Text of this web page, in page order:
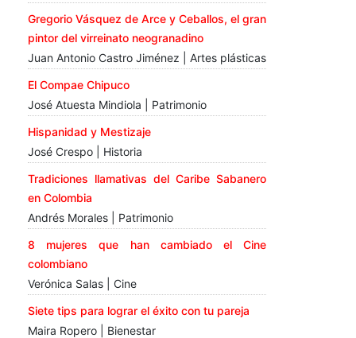
Gregorio Vásquez de Arce y Ceballos, el gran
pintor del virreinato neogranadino
Juan Antonio Castro Jiménez | Artes plásticas
El Compae Chipuco
José Atuesta Mindiola | Patrimonio
Hispanidad y Mestizaje
José Crespo | Historia
Tradiciones llamativas del Caribe Sabanero
en Colombia
Andrés Morales | Patrimonio
8 mujeres que han cambiado el Cine
colombiano
Verónica Salas | Cine
Siete tips para lograr el éxito con tu pareja
Maira Ropero | Bienestar